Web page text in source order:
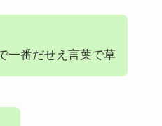
一番だせえ言葉で草